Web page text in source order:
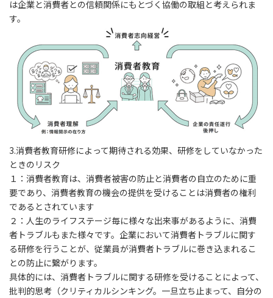
は企業と消費者との信頼関係にもとづく協働の取組と考えられま
す。
3.消費者教育研修によって期待される効果、研修をしていなかった
ときのリスク
１：消費者教育は、消費者被害の防止と消費者の自立のために重
要であり、消費者教育の機会の提供を受けることは消費者の権利
であるとされています
２：人生のライフステージ毎に様々な出来事があるように、消費
者トラブルもまた様々です。企業において消費者トラブルに関す
る研修を行うことが、従業員が消費者トラブルに巻き込まれるこ
との防止に繋がります。
具体的には、消費者トラブルに関する研修を受けることによって、
批判的思考（クリティカルシンキング。一旦立ち止まって、自分の